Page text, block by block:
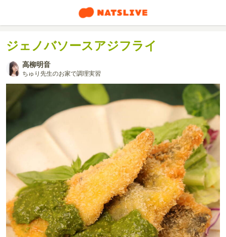
ジェノバソースアジフライ
高柳明音
ちゅり先生のお家で調理実習